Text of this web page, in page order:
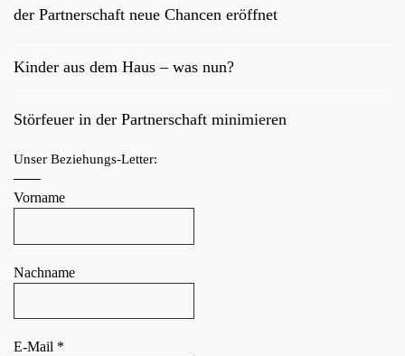
der Partnerschaft neue Chancen eröffnet
Kinder aus dem Haus – was nun?
Störfeuer in der Partnerschaft minimieren
Unser Beziehungs-Letter:
Vorname
Nachname
E-Mail *